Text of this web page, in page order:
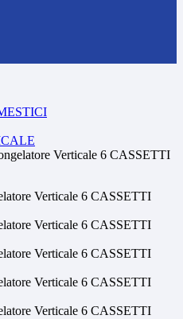
Verticale 6 CASSETTI